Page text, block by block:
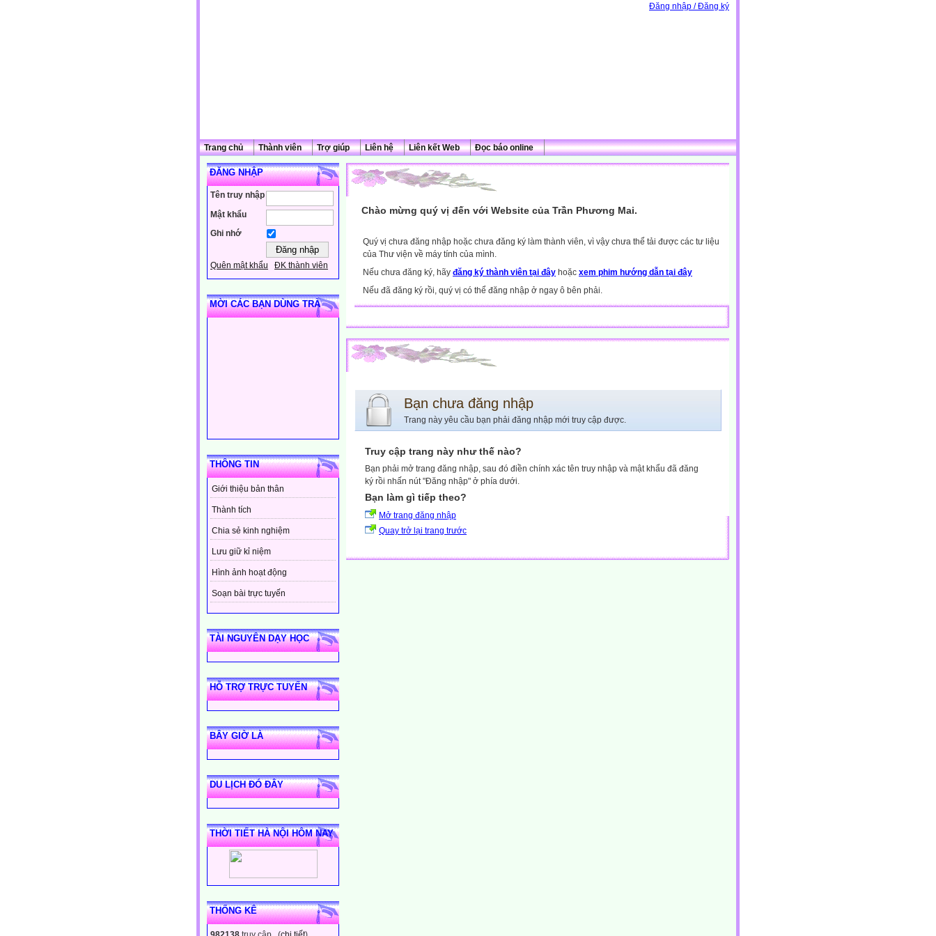
Đăng nhập / Đăng ký
Trang chủ Thành viên Trợ giúp Liên hệ Liên kết Web Đọc báo online
ĐĂNG NHẬP
Tên truy nhập
Mật khẩu
Ghi nhớ
Quên mật khẩu ĐK thành viên
MỜI CÁC BẠN DÙNG TRÀ
THÔNG TIN
Giới thiệu bản thân
Thành tích
Chia sẻ kinh nghiệm
Lưu giữ kỉ niệm
Hình ảnh hoạt động
Soạn bài trực tuyến
TÀI NGUYÊN DẠY HỌC
HỖ TRỢ TRỰC TUYẾN
BÂY GIỜ LÀ
DU LỊCH ĐÓ ĐÂY
THỜI TIẾT HÀ NỘI HÔM NAY
THỐNG KÊ
Chào mừng quý vị đến với Website của Trần Phương Mai.
Quý vị chưa đăng nhập hoặc chưa đăng ký làm thành viên, vì vậy chưa thể tải được các tư liệu
của Thư viện về máy tính của mình.
Nếu chưa đăng ký, hãy đăng ký thành viên tại đây hoặc xem phim hướng dẫn tại đây
Nếu đã đăng ký rồi, quý vị có thể đăng nhập ở ngay ô bên phải.
Bạn chưa đăng nhập
Trang này yêu cầu bạn phải đăng nhập mới truy cập được.
Truy cập trang này như thế nào?
Bạn phải mở trang đăng nhập, sau đó điền chính xác tên truy nhập và mật khẩu đã đăng
ký rồi nhấn nút "Đăng nhập" ở phía dưới.
Bạn làm gì tiếp theo?
Mở trang đăng nhập
Quay trở lại trang trước